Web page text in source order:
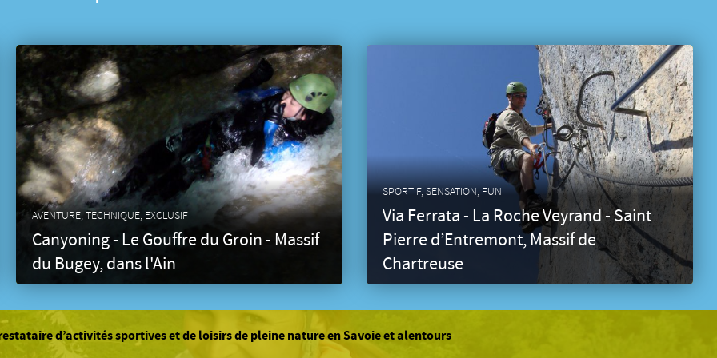
définir avec le
individuel
chaussettes
le matériel
civile
100% en cas
de baskets (à
(ballerines
AVENTURE, TECHNIQUE, EXCLUSIF
Canyoning - Le Gouffre du Groin - Massif
du Bugey, dans l'Ain
SPORTIF, SENSATION, FUN
Via Ferrata - La Roche Veyrand - Saint
Pierre d’Entremont, Massif de
Chartreuse
d’activités sportives et de loisirs de pleine nature en Savoie et alentours